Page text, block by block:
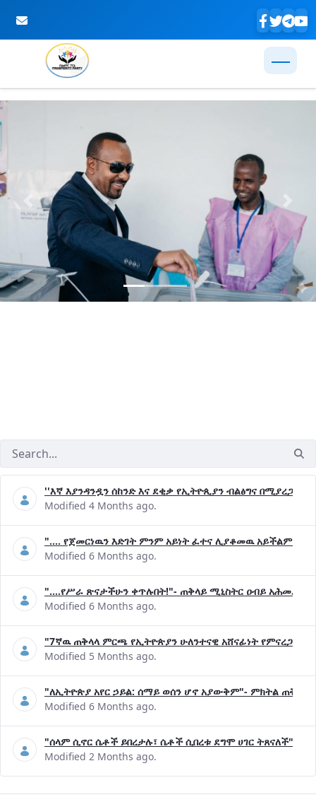
Skip to Main Content
Previous Next
''እኛ እያንዳንዷን ሰከንድ እና ደቂቃ የኢትዮጲያን ብልፅግና
Modified 4 Months ago.
".... የጀመርነዉን እድገት ምንም አይነት ፈተና ሊያቆመዉ አይችልም"-
Modified 6 Months ago.
"....የሥራ ጽናታችሁን ቀጥሉበት!"- ጠቅላይ ሚኒስትር ዐብይ አሕመድ (ዶ/
Modified 6 Months ago.
"7ኛዉ ጠቅላላ ምርጫ የኢትዮጵያን ሁለንተናዊ አሸናፊነት
Modified 5 Months ago.
"ለኢትዮጵያ አየር ኃይል: ሰማይ ወሰን ሆኖ አያውቅም"- ምክትል ጠቅላይ
Modified 6 Months ago.
"ሰላም ሲኖር ሴቶች ይበረታሉ፣ ሴቶች ሲበረቱ ደግሞ ሀገር ትጸናለች"-
Modified 2 Months ago.